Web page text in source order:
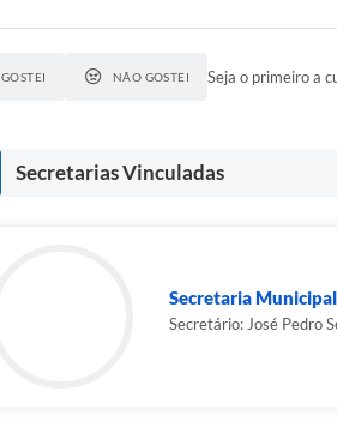
GOSTEI NÃO GOSTEI Seja o primeiro a
Secretarias Vinculadas
Secretaria
Secretário: José Pedro